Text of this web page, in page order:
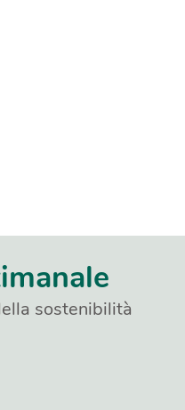
sostenibilità